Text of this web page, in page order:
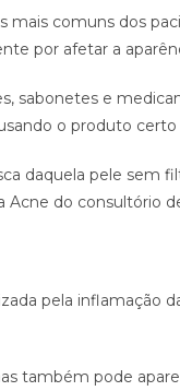
mais comuns dos
por afetar a
sabonetes e
o produto
daquela pele sem
do consultório
pela inflamação
também pode